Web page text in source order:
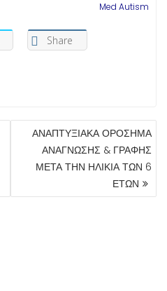
Med Autism
Share
ΑΝΑΠΤΥΞΙΑΚΑ ΟΡΟΣΗΜΑ
ΑΝΑΓΝΩΣΗΣ & ΓΡΑΦΗΣ
ΜΕΤΑ ΤΗΝ ΗΛΙΚΙΑ ΤΩΝ 6
ΕΤΩΝ